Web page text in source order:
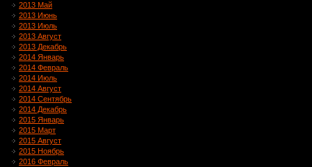
2013 Май
2013 Июнь
2013 Июль
2013 Август
2013 Декабрь
2014 Январь
2014 Февраль
2014 Июль
2014 Август
2014 Сентябрь
2014 Декабрь
2015 Январь
2015 Март
2015 Август
2015 Ноябрь
2016 Февраль